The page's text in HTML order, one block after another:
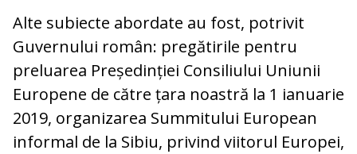
Alte subiecte abordate au fost, potrivit
Guvernului român: pregătirile pentru
preluarea Președinției Consiliului Uniunii
Europene de către țara noastră la 1 ianuarie
2019, organizarea Summitului European
informal de la Sibiu, privind viitorul Europei,